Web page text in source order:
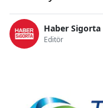
Haber Sigorta
Editör